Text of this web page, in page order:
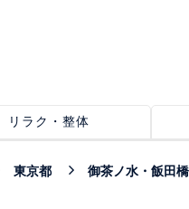
リラク・整体
東京都 御茶ノ水・飯田